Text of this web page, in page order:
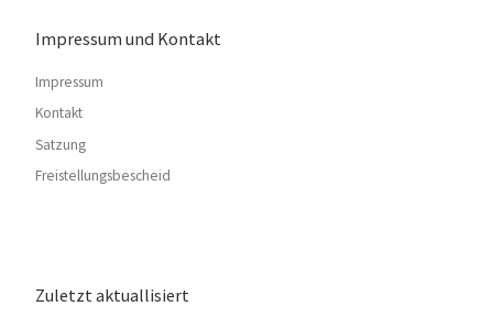
Impressum und Kontakt
Impressum
Kontakt
Satzung
Freistellungsbescheid
Zuletzt aktuallisiert